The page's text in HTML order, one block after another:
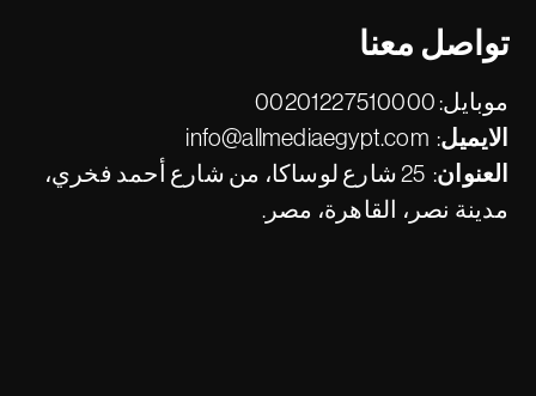
تواصل معنا
موبايل: 00201227510000
الايميل: info@allmediaegypt.com
العنوان:
مدينة نصر، القاهرة، مصر.